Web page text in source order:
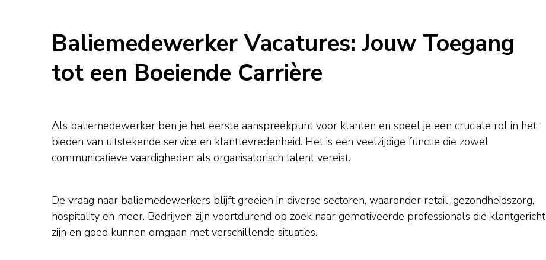
Baliemedewerker Vacatures: Jouw Toegang
tot een Boeiende Carrière
Als baliemedewerker ben je het eerste aanspreekpunt voor klanten en speel je een cruciale rol in het
bieden van uitstekende service en klanttevredenheid. Het is een veelzijdige functie die zowel
communicatieve vaardigheden als organisatorisch talent vereist.
De vraag naar baliemedewerkers blijft groeien in diverse sectoren, waaronder retail, gezondheidszorg,
hospitality en meer. Bedrijven zijn voortdurend op zoek naar gemotiveerde professionals die klantgericht
zijn en goed kunnen omgaan met verschillende situaties.